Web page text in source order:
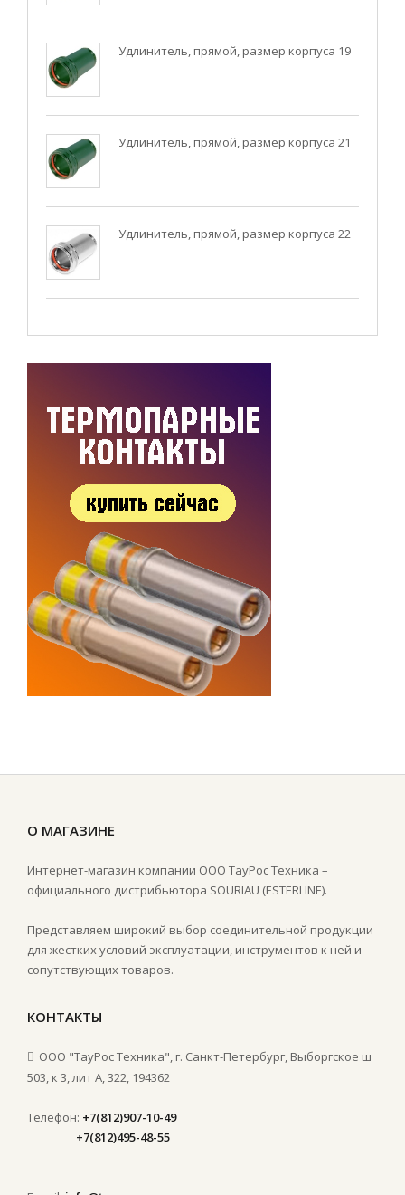
Удлинитель, прямой, размер корпуса 19
Удлинитель, прямой, размер корпуса 21
Удлинитель, прямой, размер корпуса 22
О МАГАЗИНЕ
Интернет-магазин компании ООО ТауРос Техника –
официального дистрибьютора SOURIAU (ESTERLINE).
Представляем широкий выбор соединительной продукции
для жестких условий эксплуатации, инструментов к ней и
сопутствующих товаров.
КОНТАКТЫ
ООО "ТауРос Техника", г. Санкт-Петербург, Выборгское ш
503, к 3, лит А, 322, 194362
Телефон: +7(812)907-10-49
+7(812)495-48-55